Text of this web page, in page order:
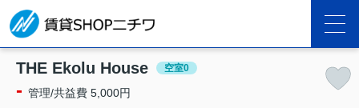
THE Ekolu House 空室0
- 管理/共益費 5,000円